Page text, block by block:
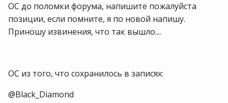
ОС до поломки форума, напишите пожалуйста
позиции, если помните, я по новой напишу.
Приношу извинения, что так вышло....
ОС из того, что сохранилось в записях:
@Black_Diamond